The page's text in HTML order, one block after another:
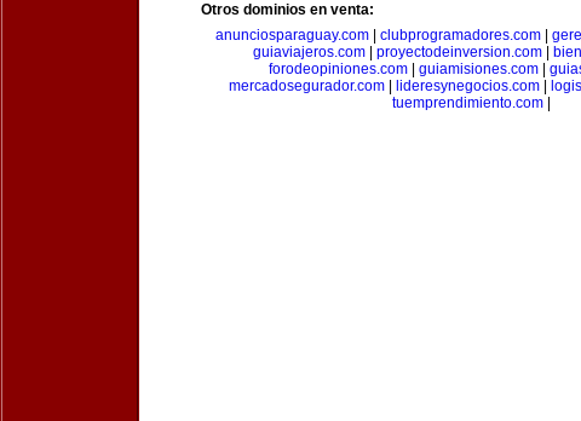
Otros dominios en venta:
anunciosparaguay.com
clubprogramadores.com
guiaviajeros.com| proyectodeinversion.com|
forodeopiniones.com
guiamisiones.com
mercadosegurador.com
lideresynegocios.com
tuemprendimiento.com|